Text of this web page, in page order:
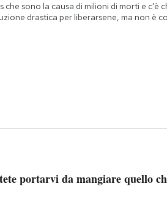
che sono la causa di milioni di morti e c'è
drastica per liberarsene, ma non è
portarvi da mangiare quello